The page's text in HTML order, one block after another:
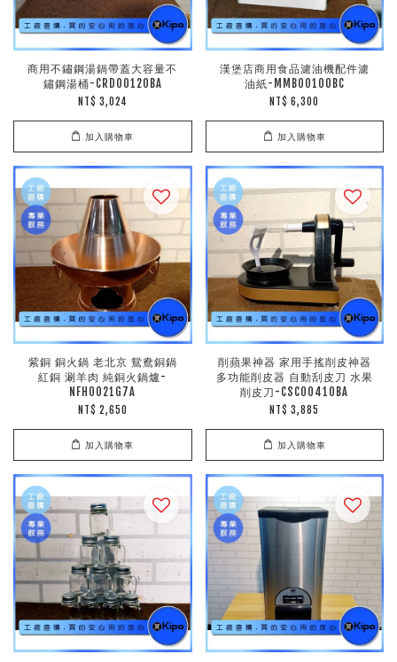
商用不鏽鋼湯鍋帶蓋大容量不
鏽鋼湯桶-CRD00120BA
NT$ 3,024
加入購物車
漢堡店商用食品濾油機配件濾
油紙-MMB00100BC
NT$ 6,300
加入購物車
紫銅 銅火鍋 老北京 鴛鴦銅鍋
紅銅 涮羊肉 純銅火鍋爐-
NFH0021G7A
NT$ 2,650
加入購物車
削蘋果神器 家用手搖削皮神器
多功能削皮器 自動刮皮刀 水果
削皮刀-CSC00410BA
NT$ 3,885
加入購物車